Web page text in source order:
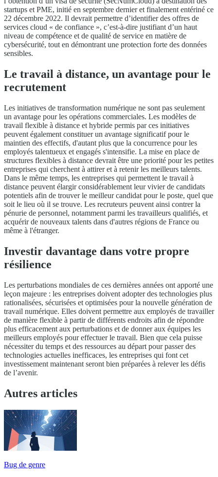
startups et PME, initié en septembre dernier et finalement entériné ce
22 décembre 2022. Il devrait permettre d’identifier des offres de
services cloud « de confiance », c’est-à-dire justifiant d’un haut
niveau de compétence et de qualité de service en matière de
cybersécurité, tout en démontrant une protection forte des données
sensibles.
Le travail à distance, un avantage pour le
recrutement
Les initiatives de transformation numérique ne sont pas seulement
un avantage pour les opérations commerciales. Les modèles de
travail flexible à distance et hybride permis par ces initiatives
peuvent également constituer un avantage significatif pour le
maintien des effectifs, d'autant plus que la concurrence pour les
employés talentueux et engagés s'intensifie. La mise en place de
structures flexibles à distance devrait être une priorité pour les petites
entreprises qui cherchent à attirer et à retenir les meilleurs talents.
Dans le même temps, les entreprises qui permettent le travail à
distance peuvent élargir considérablement leur vivier de candidats
potentiels afin de trouver le meilleur candidat pour le poste, quel que
soit le lieu où il se trouve. Les recruteurs peuvent ainsi contrer la
pénurie de personnel, notamment parmi les travailleurs qualifiés, et
acquérir de nouveaux talents dans d'autres régions de France ou
même à l'étranger.
Investir davantage dans votre propre
résilience
Les perturbations mondiales de ces dernières années ont apporté une
leçon majeure : les entreprises doivent adopter des technologies plus
rationalisées, sécurisées et optimisées pour la nouvelle génération de
travail numérique. Elles doivent permettre aux employés de travailler
de manière flexible à partir de différents endroits afin de répondre
plus efficacement aux perturbations et de donner aux équipes les
meilleurs employés pour effectuer le travail. Bien que cela puisse
nécessiter du temps et des ressources au départ pour passer des
technologies actuelles inefficaces, les entreprises qui font cet
investissement maintenant seront bien préparées à relever les défis
de l’avenir.
Autres articles
Bug de genre